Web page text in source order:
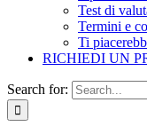
Test di
Termini e
Ti
RICHIEDI UN
Search for: